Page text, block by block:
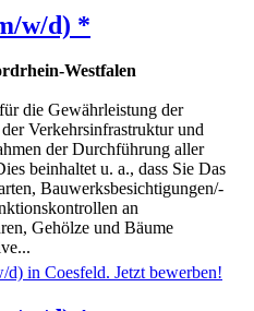
w/d) *
Westfalen
die Gewährleistung der
Verkehrsinfrastruktur und
der Durchführung aller
beinhaltet u. a., dass Sie Das
Bauwerksbesichtigungen/-
an
Gehölze und Bäume